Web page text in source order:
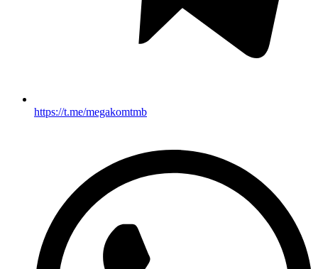
https://t.me/megakomtmb